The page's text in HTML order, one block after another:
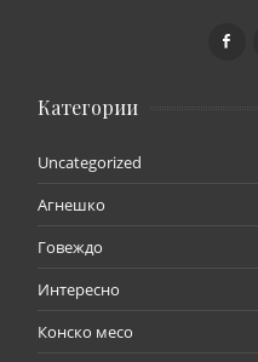
Категории
Uncategorized
Агнешко
Говеждо
Интересно
Конско месо